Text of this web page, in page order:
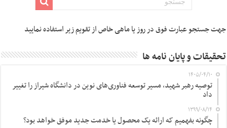
جهت جستجو عبارت فوق در روز یا ماهی خاص از تقویم زیر استفاده نمایید
تحقیقات و پایان نامه ها
۱۴۰۵/۰۴/۱۰
توصیه رهبر شهید، مسیر توسعه فناوری‌های نوین در دانشگاه شیراز را تغییر
داد
۱۳۹۹/۰۸/۱۴
چگونه بفهمیم که ارائه یک محصول یا خدمت جدید موفق خواهد بود؟